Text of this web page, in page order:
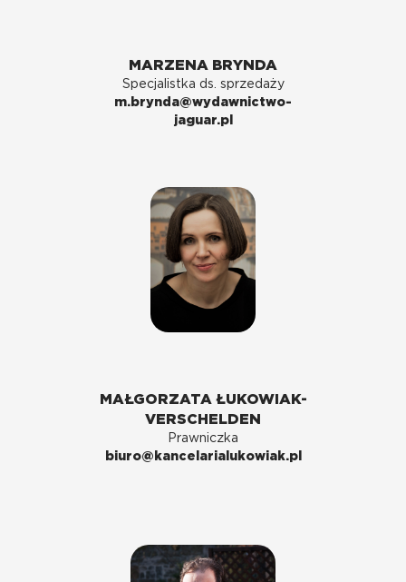
MARZENA BRYNDA
Specjalistka ds. sprzedaży
m.brynda@wydawnictwo-
jaguar.pl
MAŁGORZATA ŁUKOWIAK-
VERSCHELDEN
Prawniczka
biuro@kancelarialukowiak.pl